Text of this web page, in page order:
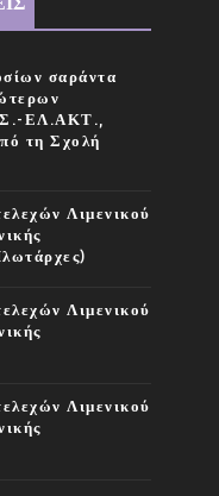
σαράντα
ΕΛ.ΑΚΤ.,
τη Σχολή
Λιμενικού
Λιμενικού
Λιμενικού